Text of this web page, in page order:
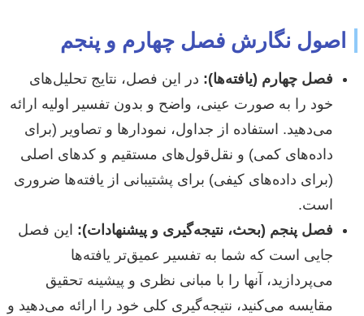
اصول نگارش فصل چهارم و پنجم
فصل چهارم (یافته‌ها): در این فصل، نتایج تحلیل‌های
خود را به صورت عینی، واضح و بدون تفسیر اولیه ارائه
می‌دهید. استفاده از جداول، نمودارها و تصاویر (برای
داده‌های کمی) و نقل‌قول‌های مستقیم و کدهای اصلی
(برای داده‌های کیفی) برای پشتیبانی از یافته‌ها ضروری
است.
فصل پنجم (بحث، نتیجه‌گیری و پیشنهادات): این فصل
جایی است که شما به تفسیر عمیق‌تر یافته‌ها
می‌پردازید، آنها را با مبانی نظری و پیشینه تحقیق
مقایسه می‌کنید، نتیجه‌گیری کلی خود را ارائه می‌دهید و